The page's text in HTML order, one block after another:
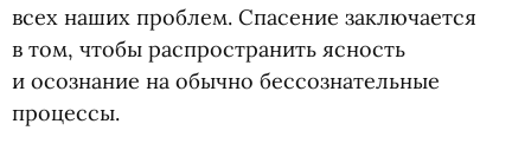
всех наших проблем. Спасение заключается
в том, чтобы распространить ясность
и осознание на обычно бессознательные
процессы.